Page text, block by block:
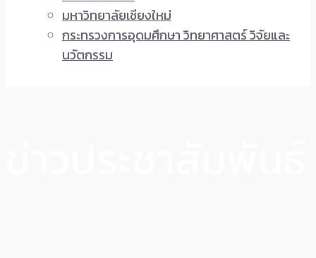
มหาวิทยาลัยเชียงใหม่
กระทรวงการอุดมศึกษา วิทยาศาสตร์ วิจัยและ
นวัตกรรม